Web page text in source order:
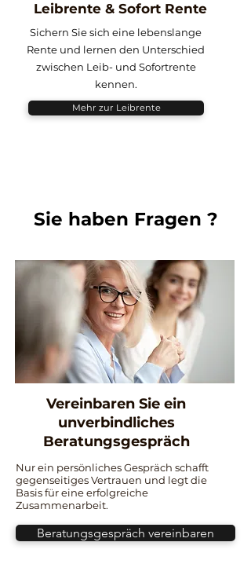
Leibrente & Sofort Rente
Sichern Sie sich eine lebenslange
Rente und lernen den Unterschied
zwischen Leib- und Sofortrente
kennen.
Mehr zur Leibrente
Sie haben Fragen ?
Vereinbaren Sie ein
unverbindliches
Beratungsgespräch
Nur ein persönliches Gespräch schafft
gegenseitiges Vertrauen und legt die
Basis für eine erfolgreiche
Zusammenarbeit.
Beratungsgespräch vereinbaren